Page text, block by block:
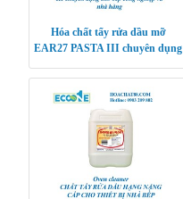
Hóa chất tẩy rửa dầu mỡ
EAR27 PASTA III chuyên dụng
hàng